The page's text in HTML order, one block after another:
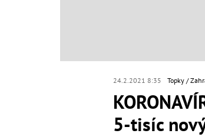
24.2.2021 8:35 Topky
5-tisíc